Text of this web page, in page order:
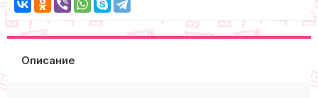
Описание